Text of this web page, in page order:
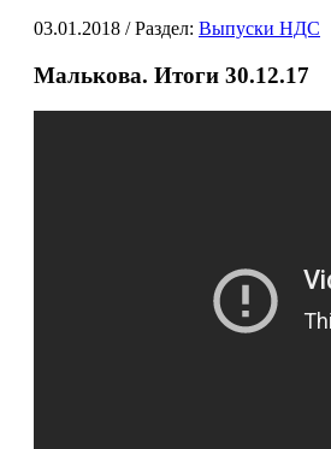
03.01.2018 / Раздел: Выпуски НДС
Малькова. Итоги 30.12.17